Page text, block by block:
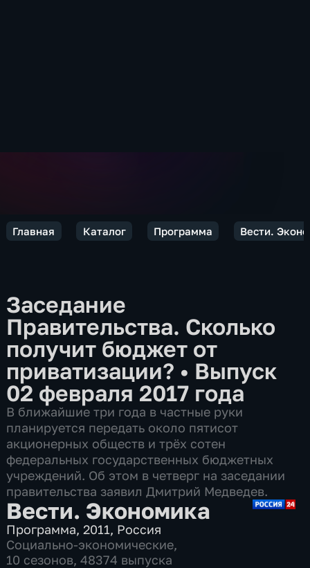
Главная Каталог Программа Вести.
Заседание
Правительства. Сколько
получит бюджет от
приватизации? • Выпуск
02 февраля 2017 года
В ближайшие три года в частные руки
планируется передать около пятисот
акционерных обществ и трёх сотен
федеральных государственных бюджетных
учреждений. Об этом в четверг на заседании
правительства заявил Дмитрий Медведев.
Вести. Экономика
Программа,2011, Россия
Социально-экономические,
10 сезонов, 48374 выпуска